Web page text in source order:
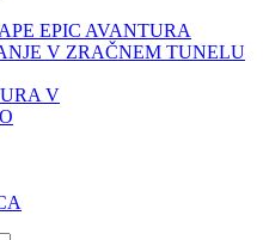
EPIC AVANTURA
V ZRAČNEM TUNELU
V